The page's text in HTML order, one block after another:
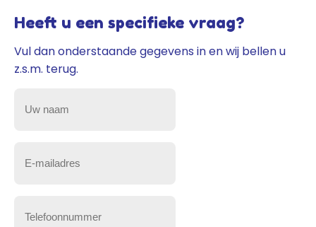
Heeft u een specifieke vraag?
Vul dan onderstaande gegevens in en wij bellen u
z.s.m. terug.
Uw
Telefoonnummer